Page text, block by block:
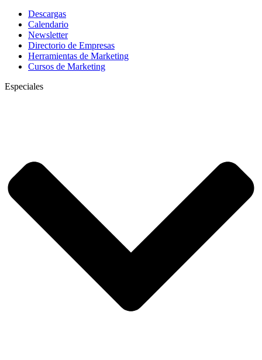
Descargas
Calendario
Newsletter
Directorio de Empresas
Herramientas de Marketing
Cursos de Marketing
Especiales